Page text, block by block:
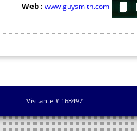
Web : www.guysmith.com
Visitante # 168497